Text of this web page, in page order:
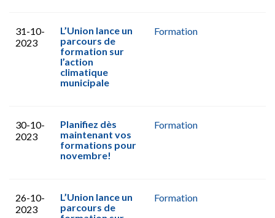
31-10-
2023
L’Union lance un
parcours de
formation sur
l’action
climatique
municipale
Formation
30-10-
2023
Planifiez dès
maintenant vos
formations pour
novembre!
Formation
26-10-
2023
L’Union lance un
parcours de
Formation